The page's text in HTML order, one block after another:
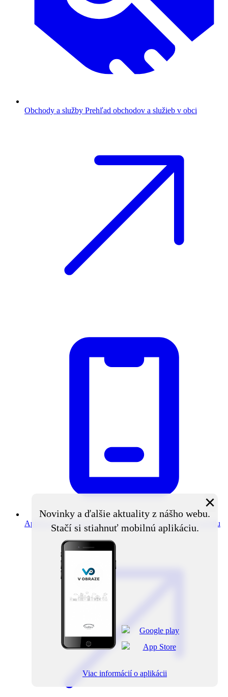
Obchody a služby Prehľad obchodov a služieb v obci
Aplikácia V obraze Novinky z obce priamo do vášho mobilu
Novinky a ďalšie aktuality z nášho webu.
Stačí si stiahnuť mobilnú aplikáciu.
×
Viac informácií o aplikácii